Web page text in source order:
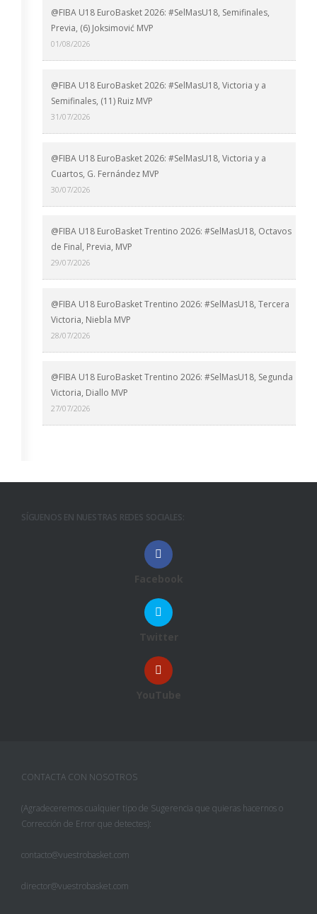
@FIBA U18 EuroBasket 2026: #SelMasU18, Semifinales,
Previa, (6) Joksimović MVP
01/08/2026
@FIBA U18 EuroBasket 2026: #SelMasU18, Victoria y a
Semifinales, (11) Ruiz MVP
31/07/2026
@FIBA U18 EuroBasket 2026: #SelMasU18, Victoria y a
Cuartos, G. Fernández MVP
30/07/2026
@FIBA U18 EuroBasket Trentino 2026: #SelMasU18, Octavos
de Final, Previa, MVP
29/07/2026
@FIBA U18 EuroBasket Trentino 2026: #SelMasU18, Tercera
Victoria, Niebla MVP
28/07/2026
@FIBA U18 EuroBasket Trentino 2026: #SelMasU18, Segunda
Victoria, Diallo MVP
27/07/2026
SÍGUENOS EN NUESTRAS REDES SOCIALES:
Facebook
Twitter
YouTube
CONTACTA CON NOSOTROS
(Agradeceremos cualquier tipo de Sugerencia que quieras hacernos o
Corrección de Error que detectes):
contacto@vuestrobasket.com
director@vuestrobasket.com